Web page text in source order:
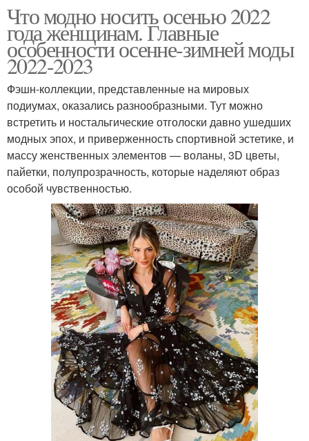
Что модно носить осенью 2022
года женщинам. Главные
особенности осенне-зимней моды
2022-2023
Фэшн-коллекции, представленные на мировых
подиумах, оказались разнообразными. Тут можно
встретить и ностальгические отголоски давно ушедших
модных эпох, и приверженность спортивной эстетике, и
массу женственных элементов — воланы, 3D цветы,
пайетки, полупрозрачность, которые наделяют образ
особой чувственностью.